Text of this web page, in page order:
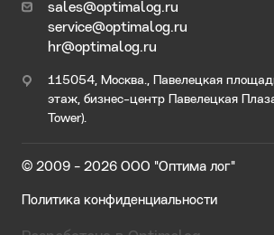
sales@optimalog.ru
service@optimalog.ru
hr@optimalog.ru
115054, Москва., Павелецкая
этаж, бизнес-центр Павелецкая
Tower).
© 2009 - 2026 ООО "Оптима лог"
Политика конфиденциальности